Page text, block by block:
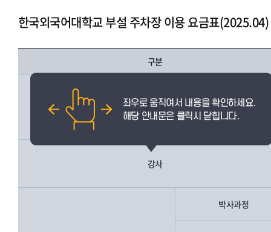
한국외국어대학교 부설 주차장 이용 요금표(2025.04)
구분
교직원
강사
박사과정